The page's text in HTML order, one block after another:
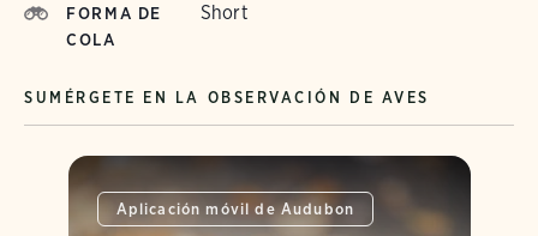
FORMA DE
COLA
Short
SUMÉRGETE EN LA OBSERVACIÓN DE AVES
Aplicación móvil de Audubon